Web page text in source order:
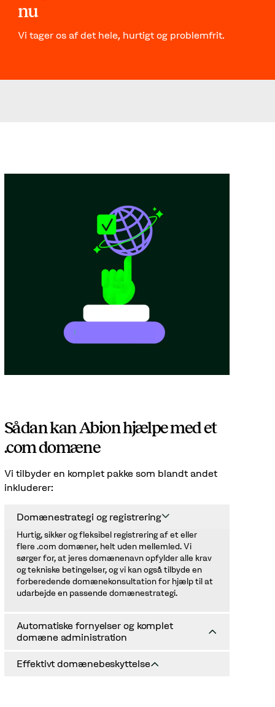
nu
Vi tager os af det hele, hurtigt og problemfrit.
Sådan kan Abion hjælpe med et
.com domæne
Vi tilbyder en komplet pakke som blandt andet
inkluderer:
Domænestrategi og registrering
Hurtig, sikker og fleksibel registrering af et eller
flere .com domæner, helt uden mellemled. Vi
sørger for, at jeres domænenavn opfylder alle krav
og tekniske betingelser, og vi kan også tilbyde en
forberedende domænekonsultation for hjælp til at
udarbejde en passende domænestrategi.
Automatiske fornyelser og komplet
domæne administration
domæner, i registrerer eller flytter over til os.
Effektivt domænebeskyttelse